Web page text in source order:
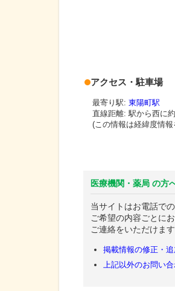
アクセス・駐車場
最寄り駅: 東陽町駅
直線距離: 駅から西に
(この情報は経緯度情
医療機関・薬局 の方
当サイトはお電話で
ご希望の内容ごとに
ご連絡をいただけま
掲載情報の修正・
上記以外のお問い